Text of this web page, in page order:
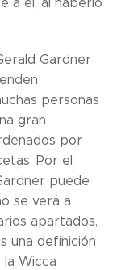
Gardner
personas
gran
por
Por el
puede
se verá a
apartados,
una definición
Wicca